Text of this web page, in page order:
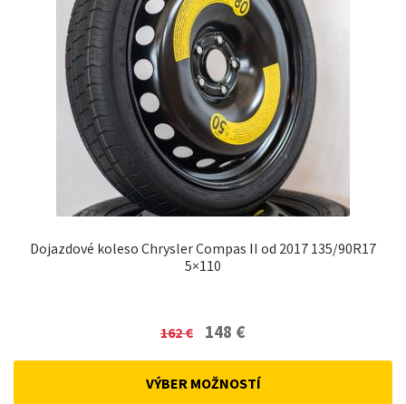
Dojazdové koleso Chrysler Compas II od 2017 135/90R17
5×110
162€
Original
was:
148 €Current
VÝBER MOŽNOSTÍ